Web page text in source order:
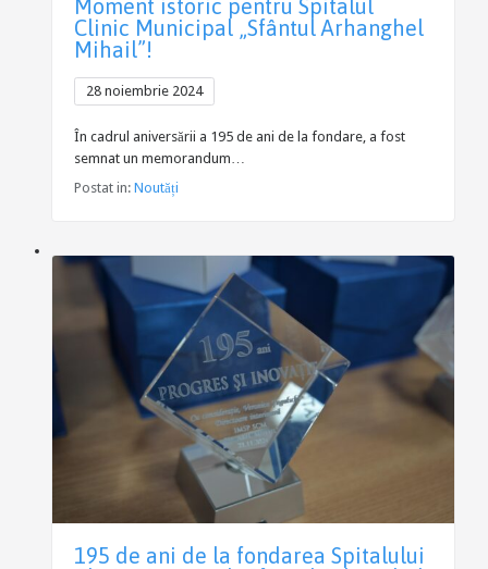
Moment istoric pentru Spitalul
Clinic Municipal „Sfântul Arhanghel
Mihail”!
28 noiembrie 2024
În cadrul aniversării a 195 de ani de la fondare, a fost
semnat un memorandum…
Postat in: Noutăți
195 de ani de la fondarea Spitalului